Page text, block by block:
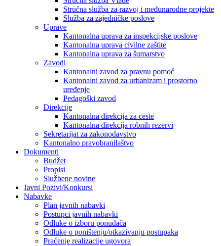
Stručna služba za razvoj i međunarodne projekte
Služba za zajedničke poslove
Uprave
Kantonalna uprava za inspekcijske poslove
Kantonalna uprava civilne zaštite
Kantonalna uprava za šumarstvo
Zavodi
Kantonalni zavod za pravnu pomoć
Kantonalni zavod za urbanizam i prostorno
uređenje
Pedagoški zavod
Direkcije
Kantonalna direkcija za ceste
Kantonalna direkcija robnih rezervi
Sekretarijat za zakonodavstvo
Kantonalno pravobranilaštvo
Dokumenti
Budžet
Propisi
Službene novine
Javni Pozivi/Konkursi
Nabavke
Plan javnih nabavki
Postupci javnih nabavki
Odluke o izboru ponuđača
Odluke o poništenju/otkazivanju postupaka
Praćenje realizacije ugovora